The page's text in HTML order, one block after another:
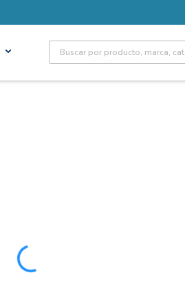
Site Search